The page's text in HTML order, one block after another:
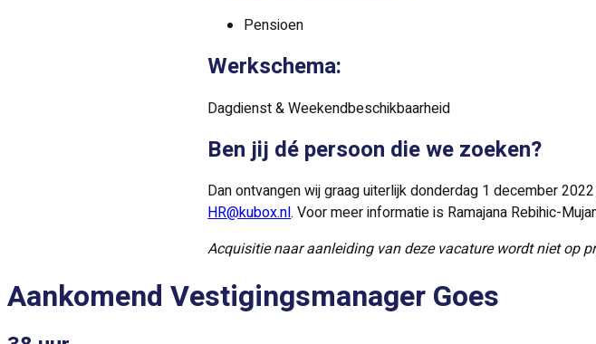
Pensioen
Werkschema:
Dagdienst & Weekendbeschikbaarheid
Ben jij dé persoon die we zoeken?
Dan ontvangen wij graag uiterlijk donderdag 1 december
HR@kubox.nl. Voor meer informatie is Ramajana Rebihic-
Acquisitie naar aanleiding van deze vacature wordt niet op
Aankomend Vestigingsmanager Goes